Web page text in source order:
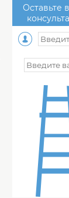
Оставьте